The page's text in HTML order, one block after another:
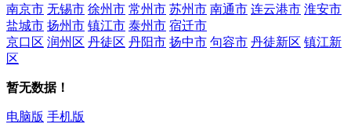
南京市 无锡市 徐州市 常州市 苏州市 南通市 连云港市 淮安市
盐城市 扬州市 镇江市 泰州市 宿迁市
京口区 润州区 丹徒区 丹阳市 扬中市 句容市 丹徒新区 镇江新
区
暂无数据！
电脑版 手机版